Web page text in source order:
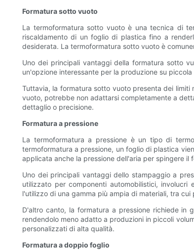
Formatura sotto vuoto
La termoformatura sotto vuoto è una tecnica di
riscaldamento di un foglio di plastica fino a
desiderata. La termoformatura sotto vuoto è
Uno dei principali vantaggi della formatura sotto
un'opzione interessante per la produzione su
Tuttavia, la formatura sotto vuoto presenta dei
vuoto, potrebbe non adattarsi completamente a
dettaglio o precisione.
Formatura a pressione
La termoformatura a pressione è un tipo di
termoformatura a pressione, un foglio di plastica
applicata anche la pressione dell'aria per spingere
Uno dei principali vantaggi dello stampaggio a
utilizzato per componenti automobilistici,
l'utilizzo di una gamma più ampia di materiali, tra
D'altro canto, la formatura a pressione richiede in
rendendolo meno adatto a produzioni in piccoli
personalizzati di alta qualità.
Formatura a doppio foglio